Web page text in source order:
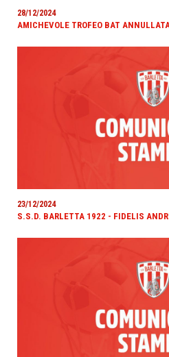
28/12/2024
AMICHEVOLE TROFEO BAT
23/12/2024
S.S.D. BARLETTA 1922 - FIDELIS